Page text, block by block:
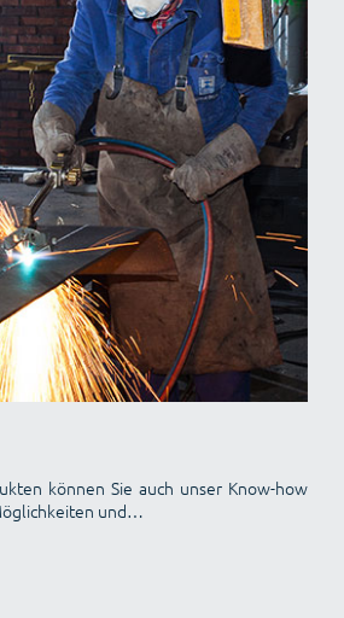
können Sie auch unser Know-how
und…